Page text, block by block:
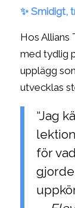
✨ Smidigt,
Hos Allians
med tydlig
upplägg
utvecklas
“Jag
för